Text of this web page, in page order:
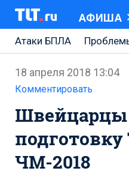
АФИША
Атаки БПЛА
Ремонт Центральной
Ремонт Обводного
Набережная Тольятти
Неделя Тольятти
18 апреля 2018 13:04
Комментировать
Швейцарцы
ЧМ-2018